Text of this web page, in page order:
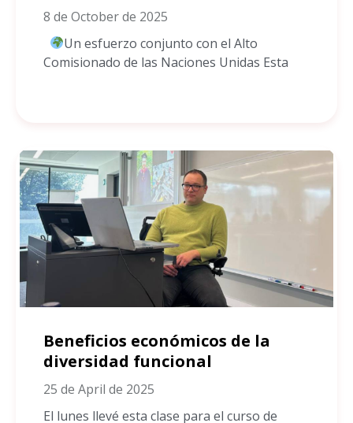
8 de October de 2025
Un esfuerzo conjunto con el Alto
Comisionado de las Naciones Unidas Esta
Beneficios económicos de la
diversidad funcional
25 de April de 2025
El lunes llevé esta clase para el curso de